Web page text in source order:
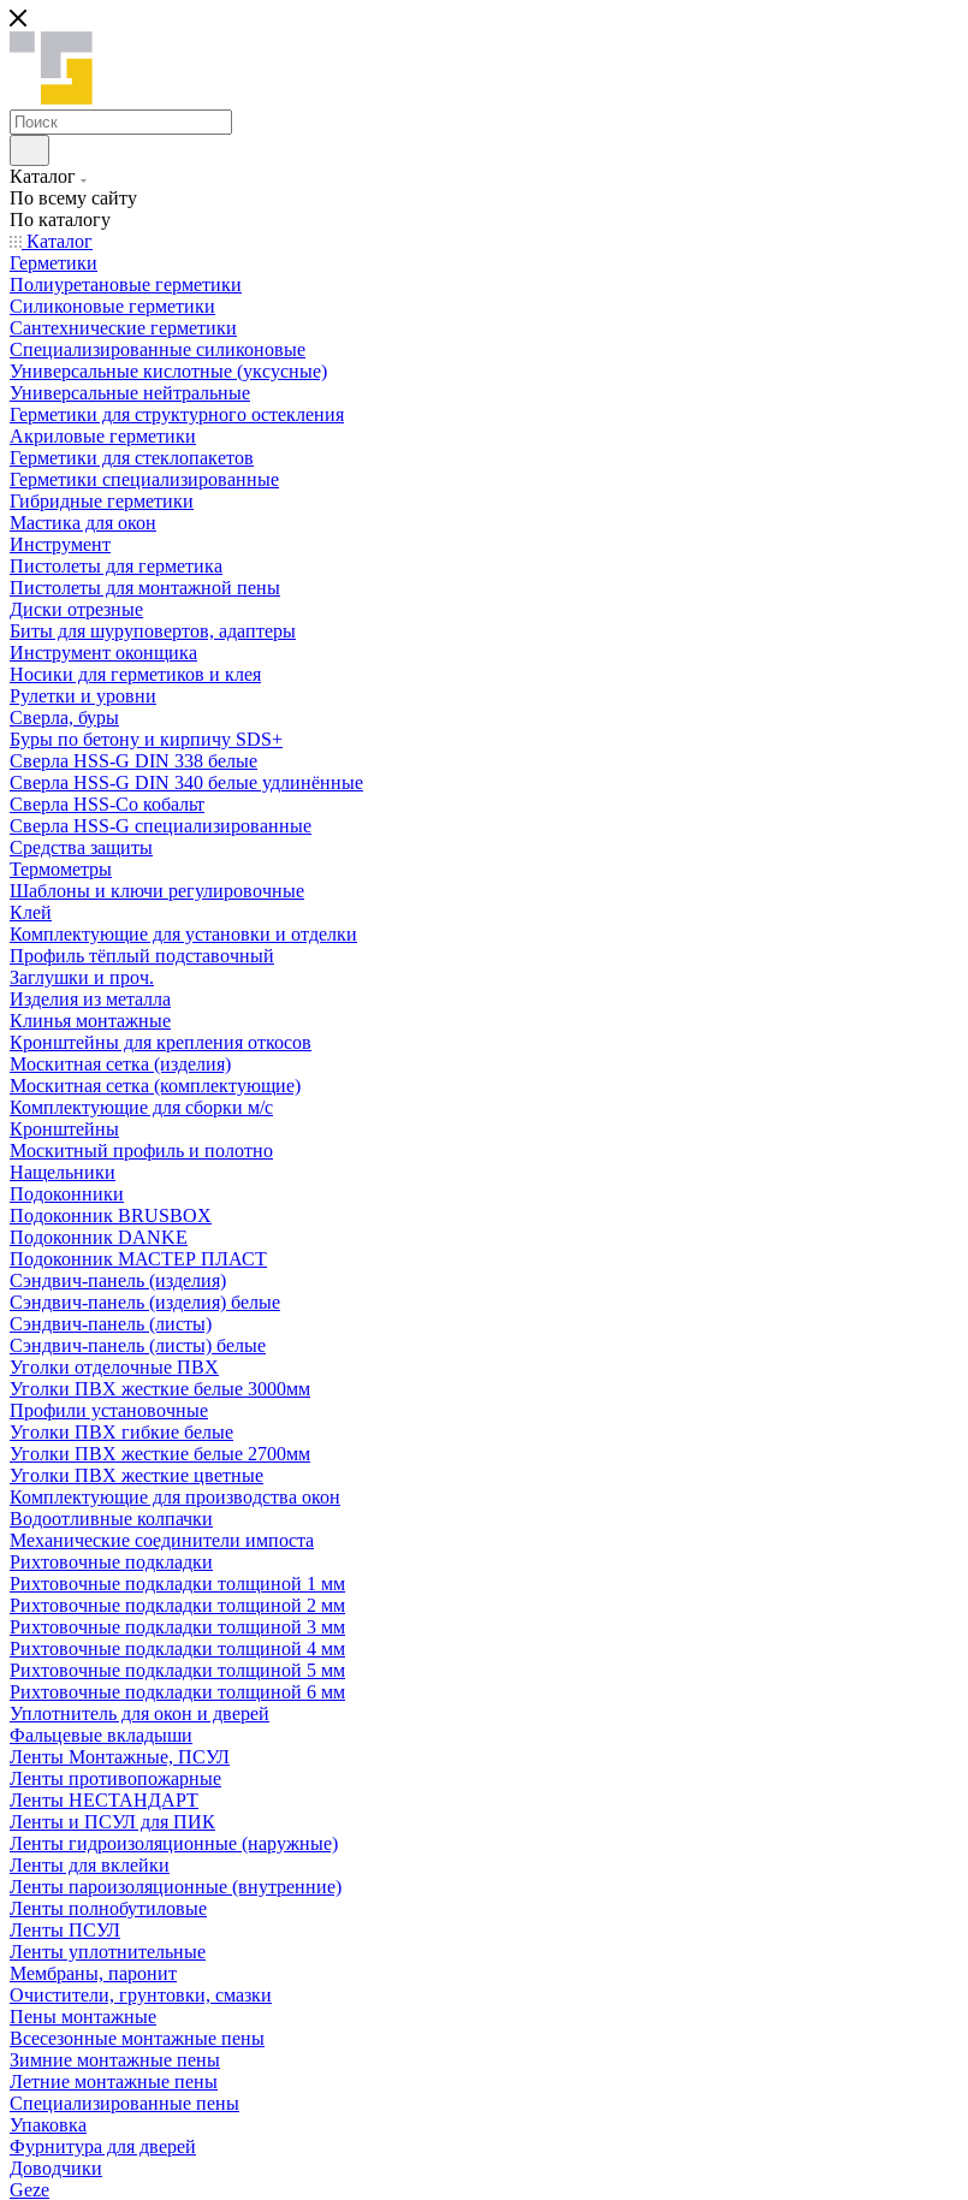
Каталог
По всему сайту
По каталогу
Каталог
Герметики
Полиуретановые герметики
Силиконовые герметики
Сантехнические герметики
Специализированные силиконовые
Универсальные кислотные (уксусные)
Универсальные нейтральные
Герметики для структурного остекления
Акриловые герметики
Герметики для стеклопакетов
Герметики специализированные
Гибридные герметики
Мастика для окон
Инструмент
Пистолеты для герметика
Пистолеты для монтажной пены
Диски отрезные
Биты для шуруповертов, адаптеры
Инструмент оконщика
Носики для герметиков и клея
Рулетки и уровни
Сверла, буры
Буры по бетону и кирпичу SDS+
Сверла HSS-G DIN 338 белые
Сверла HSS-G DIN 340 белые удлинённые
Сверла HSS-Co кобальт
Сверла HSS-G специализированные
Средства защиты
Термометры
Шаблоны и ключи регулировочные
Клей
Комплектующие для установки и отделки
Профиль тёплый подставочный
Заглушки и проч.
Изделия из металла
Клинья монтажные
Кронштейны для крепления откосов
Москитная сетка (изделия)
Москитная сетка (комплектующие)
Комплектующие для сборки м/с
Кронштейны
Москитный профиль и полотно
Нащельники
Подоконники
Подоконник BRUSBOX
Подоконник DANKE
Подоконник МАСТЕР ПЛАСТ
Сэндвич-панель (изделия)
Сэндвич-панель (изделия) белые
Сэндвич-панель (листы)
Сэндвич-панель (листы) белые
Уголки отделочные ПВХ
Уголки ПВХ жесткие белые 3000мм
Профили установочные
Уголки ПВХ гибкие белые
Уголки ПВХ жесткие белые 2700мм
Уголки ПВХ жесткие цветные
Комплектующие для производства окон
Водоотливные колпачки
Механические соединители импоста
Рихтовочные подкладки
Рихтовочные подкладки толщиной 1 мм
Рихтовочные подкладки толщиной 2 мм
Рихтовочные подкладки толщиной 3 мм
Рихтовочные подкладки толщиной 4 мм
Рихтовочные подкладки толщиной 5 мм
Рихтовочные подкладки толщиной 6 мм
Уплотнитель для окон и дверей
Фальцевые вкладыши
Ленты Монтажные, ПСУЛ
Ленты противопожарные
Ленты НЕСТАНДАРТ
Ленты и ПСУЛ для ПИК
Ленты гидроизоляционные (наружные)
Ленты для вклейки
Ленты пароизоляционные (внутренние)
Ленты полнобутиловые
Ленты ПСУЛ
Ленты уплотнительные
Мембраны, паронит
Очистители, грунтовки, смазки
Пены монтажные
Всесезонные монтажные пены
Зимние монтажные пены
Летние монтажные пены
Специализированные пены
Упаковка
Фурнитура для дверей
Доводчики
Geze